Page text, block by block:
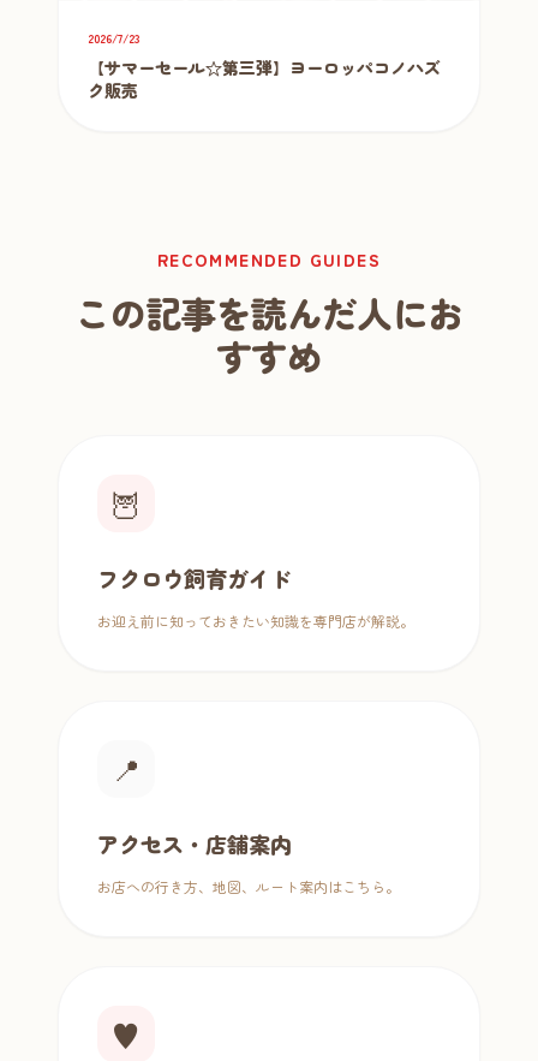
2026/7/23
【サマーセール☆第三弾】ヨーロッパコノハズ
ク販売
RECOMMENDED GUIDES
この記事を読んだ人にお
すすめ
🦉
フクロウ飼育ガイド
お迎え前に知っておきたい知識を専門店が解説。
📍
アクセス・店舗案内
お店への行き方、地図、ルート案内はこちら。
♥